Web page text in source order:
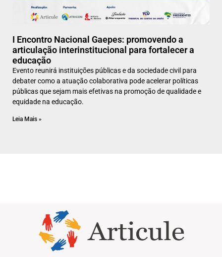
I Encontro Nacional Gaepes: promovendo a
articulação interinstitucional para fortalecer a
educação
Evento reunirá instituições públicas e da sociedade civil para
debater como a atuação colaborativa pode acelerar políticas
públicas que sejam mais efetivas na promoção de qualidade e
equidade na educação.
Leia Mais »